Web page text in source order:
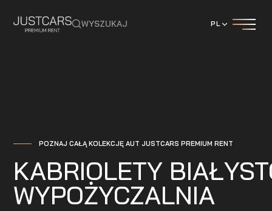
WYSZUKAJ PL
POZNAJ CAŁĄ KOLEKCJĘ AUT JUSTCARS PREMIUM RENT
KABRIOLETY
WYPOŻYCZALNIA